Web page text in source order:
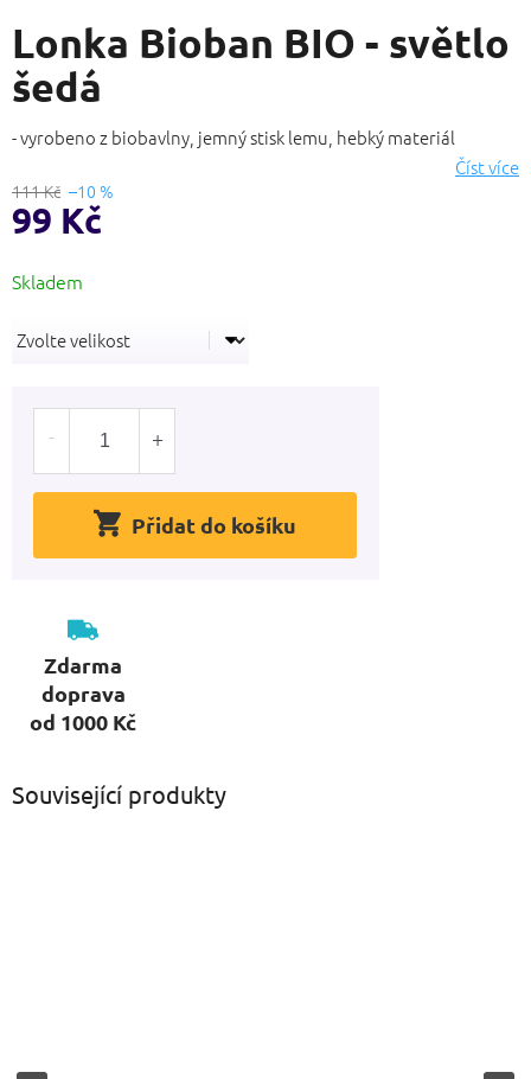
produktu
je
0,0
z
hvězdiček.
Lonka Bioban BIO - světlo
šedá
- vyrobeno z biobavlny, jemný stisk lemu, hebký materiál
Číst více
111 Kč –10 %
99 Kč
cena:
Přidat do košíku
Zdarma
doprava
od 1000 Kč
Související produkty